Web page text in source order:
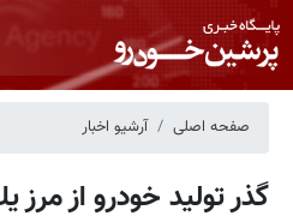
صفحه اصلی آرشیو اخبار
گذر تولید خودرو از